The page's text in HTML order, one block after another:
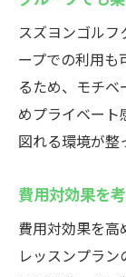
スズヨンゴル
ープでの利用も
るため、モチ
めプライベート
図れる環境が整
費用対効果を
費用対効果を
レッスンプラ